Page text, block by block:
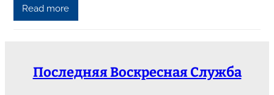
Read more
Последняя Воскресная Служба